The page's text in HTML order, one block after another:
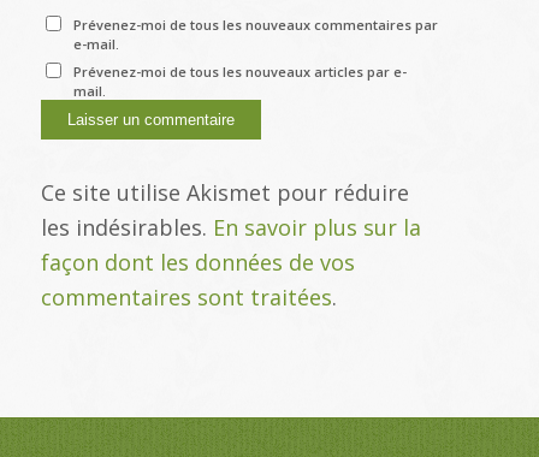
Prévenez-moi de tous les nouveaux commentaires par
e-mail.
Prévenez-moi de tous les nouveaux articles par e-
mail.
Ce site utilise Akismet pour réduire
les indésirables. En savoir plus sur la
façon dont les données de vos
commentaires sont traitées.